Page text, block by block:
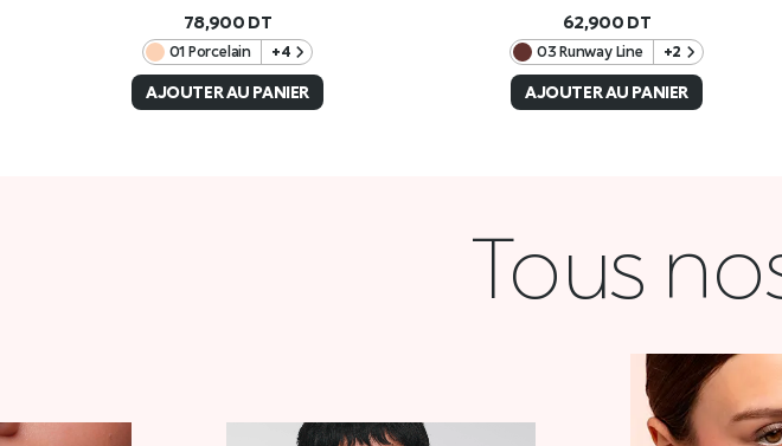
78,900 DT
01 Porcelain +4
AJOUTER AU PANIER
62,900 DT
03 Runway Line +2
AJOUTER AU PANIER
Tous